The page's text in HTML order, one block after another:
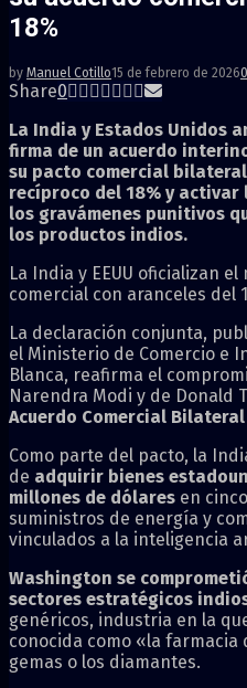
18%
by Manuel Cotillo15 de febrero de 20260
Share0
La India y Estados Unidos
firma de un acuerdo
su pacto comercial
recíproco del 18% y
los gravámenes punitivos
los productos indios.
La India y EEUU oficializan
comercial con aranceles del
La declaración conjunta,
el Ministerio de Comercio e
Blanca, reafirma el
Narendra Modi y de Donald
Acuerdo Comercial Bilateral
Como parte del pacto, la
de adquirir bienes
millones de dólares en
suministros de energía y
vinculados a la inteligencia
Washington se
sectores estratégicos
genéricos, industria en la
conocida como «la farmacia
gemas o los diamantes.